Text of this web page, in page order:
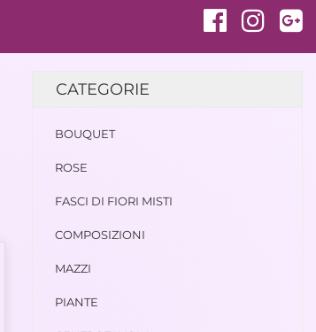
CATEGORIE
BOUQUET
ROSE
FASCI DI FIORI MISTI
COMPOSIZIONI
MAZZI
PIANTE